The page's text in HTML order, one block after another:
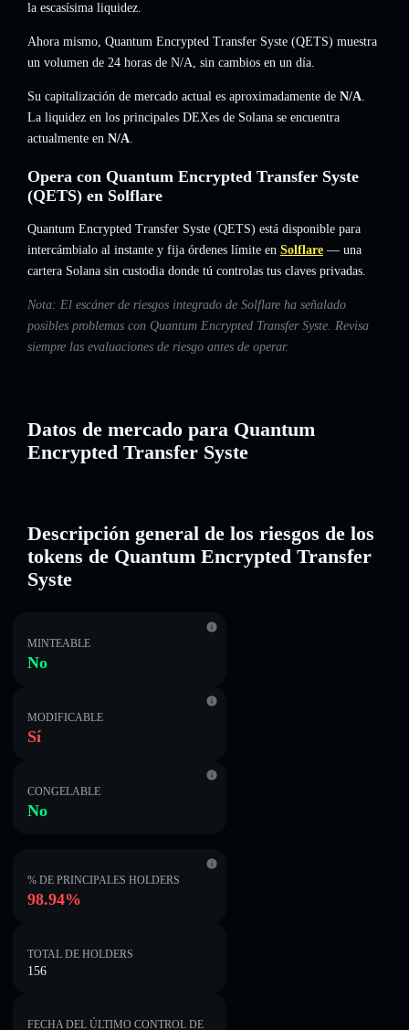
la escasísima liquidez.
Ahora mismo, Quantum Encrypted Transfer Syste (QETS) muestra
un volumen de 24 horas de N/A, sin cambios en un día.
Su capitalización de mercado actual es aproximadamente de N/A.
La liquidez en los principales DEXes de Solana se encuentra
actualmente en N/A.
Opera con Quantum Encrypted Transfer Syste
(QETS) en Solflare
Quantum Encrypted Transfer Syste (QETS) está disponible para
intercámbialo al instante y fija órdenes límite en Solflare — una
cartera Solana sin custodia donde tú controlas tus claves privadas.
Nota: El escáner de riesgos integrado de Solflare ha señalado
posibles problemas con Quantum Encrypted Transfer Syste. Revisa
siempre las evaluaciones de riesgo antes de operar.
Datos de mercado para Quantum
Encrypted Transfer Syste
Descripción general de los riesgos de los
tokens de Quantum Encrypted Transfer
Syste
MINTEABLE
No
MODIFICABLE
Sí
CONGELABLE
No
% DE PRINCIPALES HOLDERS
98.94%
TOTAL DE HOLDERS
156
FECHA DEL ÚLTIMO CONTROL DE